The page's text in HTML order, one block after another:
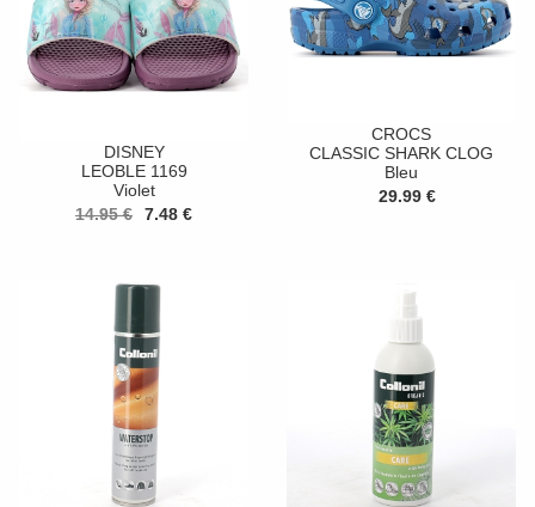
DISNEY
LEOBLE 1169
Violet
14.95 €
7.48 €
CROCS
CLASSIC SHARK CLOG
Bleu
29.99 €